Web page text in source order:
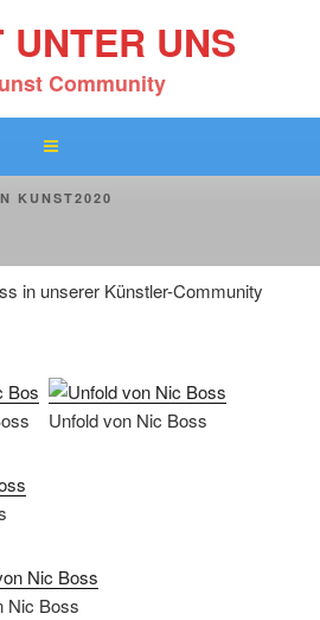
UNTER UNS
Community
KUNST2020
in unserer Künstler-Community
Unfold von Nic Boss
Nic Boss